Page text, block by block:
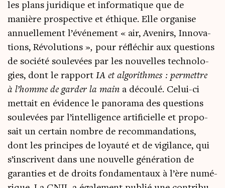
les plans juri­dique et infor­ma­tique que de
manière pros­pec­tive et éthique. Elle orga­nise
annuel­le­ment l’événement « air, Ave­nirs, Inno­va­
tions, Révo­lu­tions », pour réflé­chir aux ques­tions
de socié­té sou­le­vées par les nou­velles tech­no­lo­
gies, dont le rap­port IA et algo­rithmes : per­mettre
à l’homme de gar­der la main a décou­lé. Celui-ci
met­tait en évi­dence le pano­ra­ma des ques­tions
sou­le­vées par l’intelligence arti­fi­cielle et pro­po­
sait un cer­tain nombre de recom­man­da­tions,
dont les prin­cipes de loyau­té et de vigi­lance, qui
s’inscrivent dans une nou­velle géné­ra­tion de
garan­ties et de droits fon­da­men­taux à l’ère numé­